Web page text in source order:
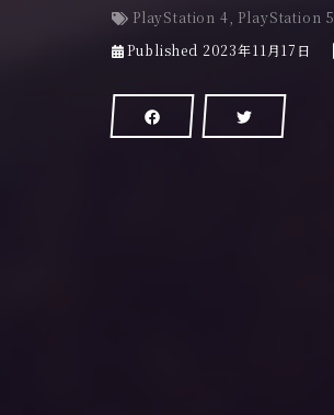
PlayStation 4 PlayStation 5
Published 2023年11月17日